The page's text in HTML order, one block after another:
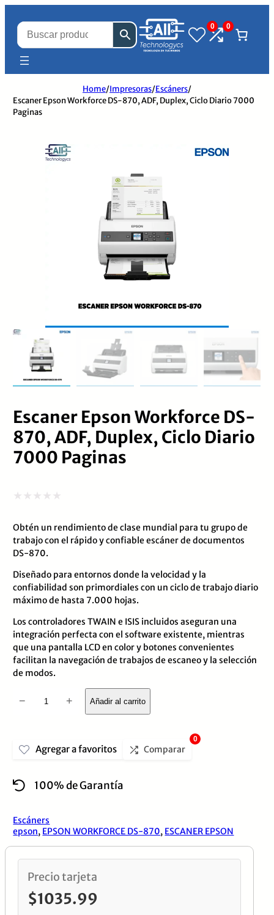
0 0
Home/Impresoras/Escáners/
Escaner Epson Workforce DS-870, ADF, Duplex, Ciclo Diario 7000
Paginas
Escaner Epson Workforce DS-
870, ADF, Duplex, Ciclo Diario
7000 Paginas
con
0
Obtén un rendimiento de clase mundial para tu grupo de
trabajo con el rápido y confiable escáner de documentos
DS-870.
Diseñado para entornos donde la velocidad y la
confiabilidad son primordiales con un ciclo de trabajo diario
máximo de hasta 7.000 hojas.
Los controladores TWAIN e ISIS incluidos aseguran una
integración perfecta con el software existente, mientras
que una pantalla LCD en color y botones convenientes
facilitan la navegación de trabajos de escaneo y la selección
de modos.
Escaner
DS-
ADF,
Ciclo
Diario
7000
Paginas
cantidad
− + Añadir al carrito
Agregar a favoritos Comparar
0
100% de Garantía
Escáners
epson, EPSON WORKFORCE DS-870, ESCANER EPSON
Precio tarjeta
$1035.99